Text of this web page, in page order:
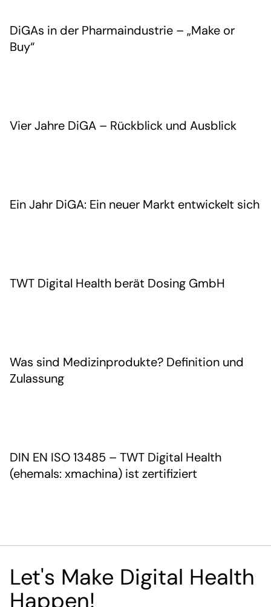
DiGAs in der Pharmaindustrie – „Make or
Buy“
Vier Jahre DiGA – Rückblick und Ausblick
Ein Jahr DiGA: Ein neuer Markt entwickelt sich
TWT Digital Health berät Dosing GmbH
Was sind Medizinprodukte? Definition und
Zulassung
DIN EN ISO 13485 – TWT Digital Health
(ehemals: xmachina) ist zertifiziert
Let's Make Digital Health
Happen!